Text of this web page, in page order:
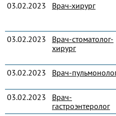
03.02.2023
Врач-хирург
03.02.2023
Врач-стоматолог-
хирург
03.02.2023
Врач-
03.02.2023
Врач-
гастроэнтеролог